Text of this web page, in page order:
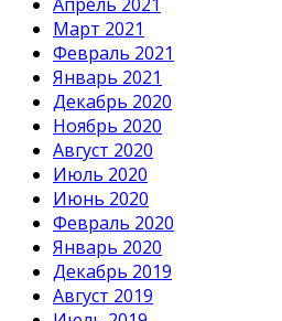
Март 2021
Февраль 2021
Январь 2021
Декабрь 2020
Ноябрь 2020
Август 2020
Июль 2020
Июнь 2020
Февраль 2020
Январь 2020
Декабрь 2019
Август 2019